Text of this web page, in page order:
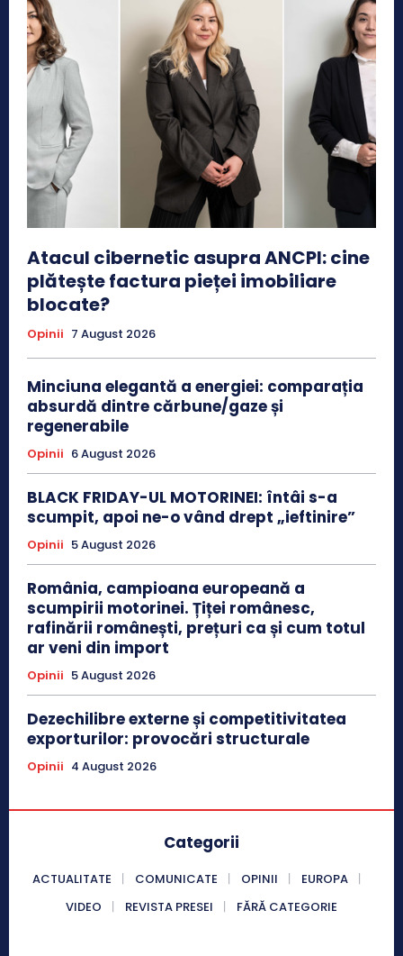
Atacul cibernetic asupra ANCPI: cine
plătește factura pieței imobiliare
blocate?
Opinii 7 August 2026
Minciuna elegantă a energiei: comparația
absurdă dintre cărbune/gaze și
regenerabile
Opinii 6 August 2026
BLACK FRIDAY-UL MOTORINEI: întâi s-a
scumpit, apoi ne-o vând drept „ieftinire”
Opinii 5 August 2026
România, campioana europeană a
scumpirii motorinei. Țiței românesc,
rafinării românești, prețuri ca și cum totul
ar veni din import
Opinii 5 August 2026
Dezechilibre externe și competitivitatea
exporturilor: provocări structurale
Opinii 4 August 2026
Categorii
ACTUALITATE COMUNICATE OPINII
EUROPA
VIDEO
REVISTA PRESEI FĂRĂ CATEGORIE